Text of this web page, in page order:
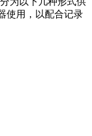
使用，以配合记录